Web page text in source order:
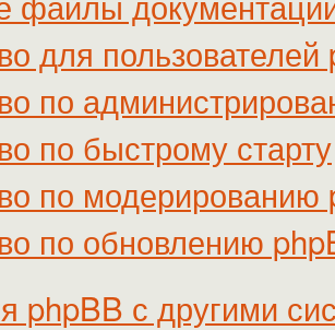
для пользователей
по
по быстрому старту
по модерированию
по обновлению
phpBB с другими